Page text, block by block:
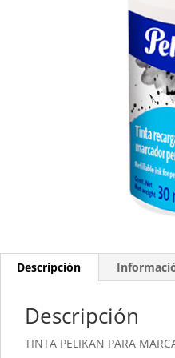
Descripción
Descripción
TINTA PELIKAN PARA